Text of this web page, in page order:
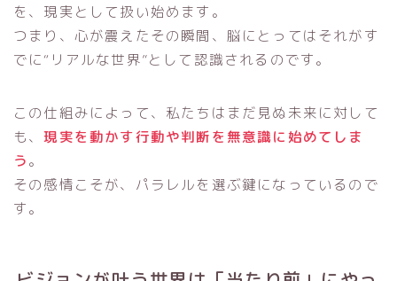
を、現実として扱い始めます。
つまり、心が震えたその瞬間、脳にとってはそれがす
でに“リアルな世界”として認識されるのです。
この仕組みによって、私たちはまだ見ぬ未来に対して
も、現実を動かす行動や判断を無意識に始めてしま
う。
その感情こそが、パラレルを選ぶ鍵になっているので
す。